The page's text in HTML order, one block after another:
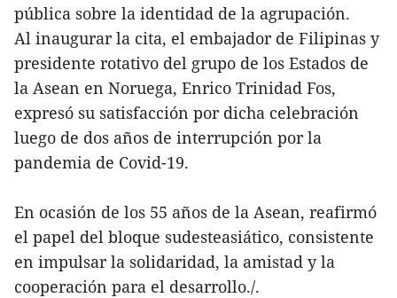
pública sobre la identidad de la agrupación.
Al inaugurar la cita, el embajador de Filipinas y
presidente rotativo del grupo de los Estados de
la Asean en Noruega, Enrico Trinidad Fos,
expresó su satisfacción por dicha celebración
luego de dos años de interrupción por la
pandemia de Covid-19.
En ocasión de los 55 años de la Asean, reafirmó
el papel del bloque sudesteasiático, consistente
en impulsar la solidaridad, la amistad y la
cooperación para el desarrollo./.